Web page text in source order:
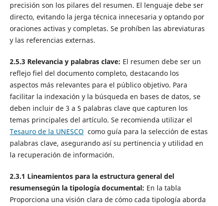
precisión son los pilares del resumen. El lenguaje debe ser
directo, evitando la jerga técnica innecesaria y optando por
oraciones activas y completas. Se prohíben las abreviaturas
y las referencias externas.
2.5.3 Relevanciaypalabras clave: El resumen debe ser un
reflejo fiel del documento completo, destacando los
aspectos más relevantes para el público objetivo. Para
facilitar la indexación y la búsqueda en bases de datos, se
deben incluir de 3 a 5 palabras clave que capturen los
temas principales del artículo. Se recomienda utilizar el
Tesauro de la UNESCO como guía para la selección de estas
palabras clave, asegurando así su pertinencia y utilidad en
la recuperación de información.
2.3.1 Lineamientos para la estructura general del
resumensegún la tipología documental: En la tabla
Proporciona una visión clara de cómo cada tipología aborda